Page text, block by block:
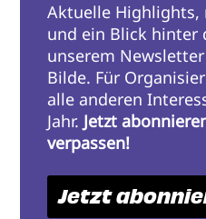
Aktuelle Highlights,
und ein Blick hinter
unserem
Bilde. Für
alle anderen
Jahr. Jetzt
verpassen!
Jetzt